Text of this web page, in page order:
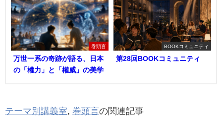
巻頭言
万世一系の奇跡が語る、日本
の「權力」と「權威」の美学
BOOKコミュニティ
第28回BOOKコミュニティ
テーマ別講義室, 巻頭言の関連記事